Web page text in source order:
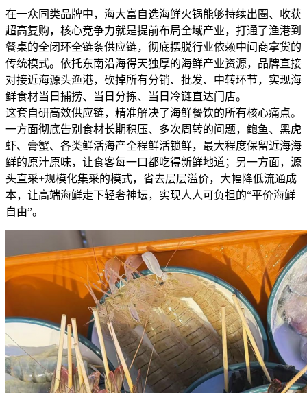
在一众同类品牌中，海大富自选海鲜火锅能够持续出圈、收获
超高复购，核心竞争力就是提前布局全域产业，打通了渔港到
餐桌的全闭环全链条供应链，彻底摆脱行业依赖中间商拿货的
传统模式。依托东南沿海得天独厚的海鲜产业资源，品牌直接
对接近海源头渔港，砍掉所有分销、批发、中转环节，实现海
鲜食材当日捕捞、当日分拣、当日冷链直达门店。
这套自研高效供应链，精准解决了海鲜餐饮的所有核心痛点。
一方面彻底告别食材长期积压、多次周转的问题，鲍鱼、黑虎
虾、膏蟹、各类鲜活海产全程鲜活锁鲜，最大程度保留近海海
鲜的原汁原味，让食客每一口都吃得新鲜地道；另一方面，源
头直采+规模化集采的模式，省去层层溢价，大幅降低流通成
本，让高端海鲜走下轻奢神坛，实现人人可负担的“平价海鲜
自由”。